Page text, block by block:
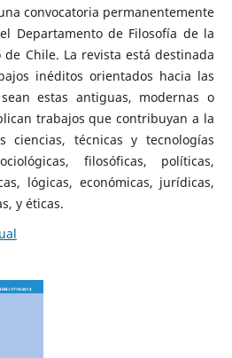
convocatoria permanentemente
Departamento de Filosofía de la
Chile. La revista está destinada
inéditos orientados hacia las
estas antiguas, modernas o
trabajos que contribuyan a la
ciencias, técnicas y tecnologías
filosóficas, políticas,
lógicas, económicas, jurídicas,
y éticas.